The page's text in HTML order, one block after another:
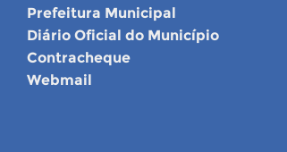
Prefeitura Municipal
Diário Oficial do Município
Contracheque
Webmail